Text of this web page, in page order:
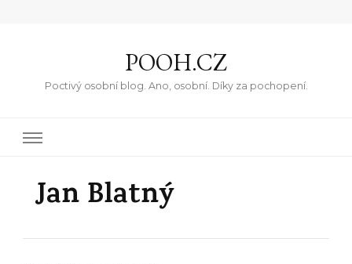
POOH.CZ
Poctivý osobní blog. Ano, osobní. Díky za pochopení.
Jan Blatný